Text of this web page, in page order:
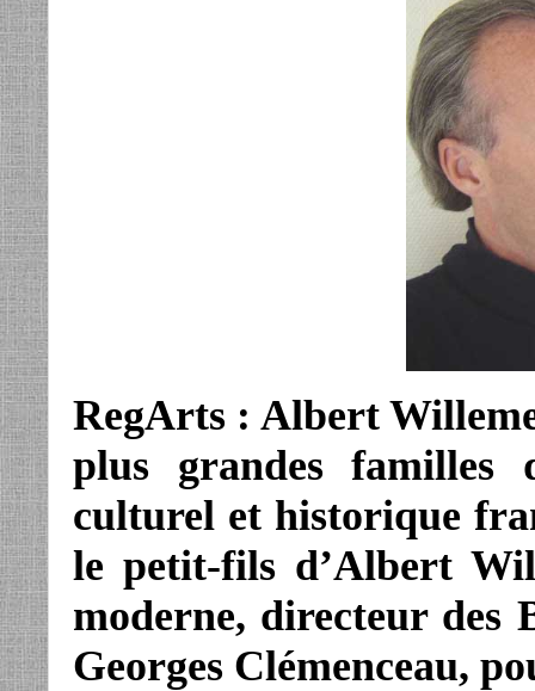
RegArts : Albert
plus grandes familles
culturel et historique
le petit-fils d’Albert
moderne, directeur des
Georges Clémenceau,